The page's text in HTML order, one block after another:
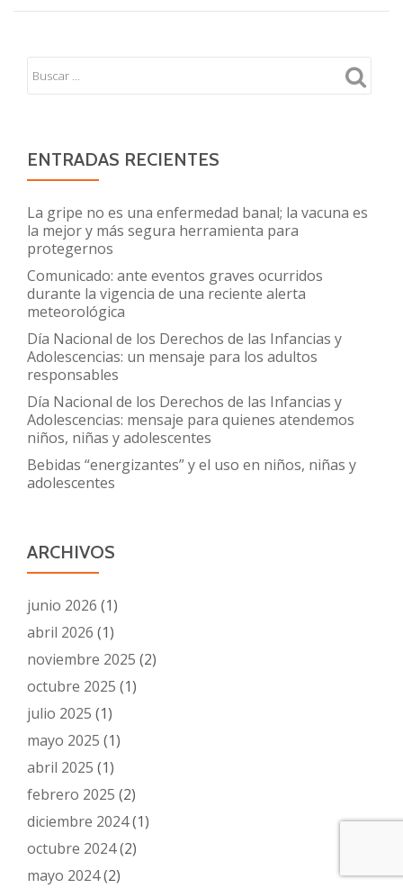
ENTRADAS RECIENTES
La gripe no es una enfermedad banal; la vacuna es
la mejor y más segura herramienta para
protegernos
Comunicado: ante eventos graves ocurridos
durante la vigencia de una reciente alerta
meteorológica
Día Nacional de los Derechos de las Infancias y
Adolescencias: un mensaje para los adultos
responsables
Día Nacional de los Derechos de las Infancias y
Adolescencias: mensaje para quienes atendemos
niños, niñas y adolescentes
Bebidas “energizantes” y el uso en niños, niñas y
adolescentes
ARCHIVOS
junio 2026 (1)
abril 2026 (1)
noviembre 2025 (2)
octubre 2025 (1)
julio 2025 (1)
mayo 2025 (1)
abril 2025 (1)
febrero 2025 (2)
diciembre 2024(1)
octubre 2024(2)
mayo 2024(2)